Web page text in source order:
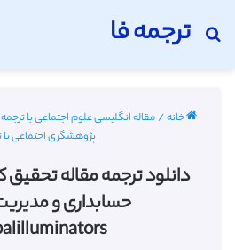
ترجمه فا
جستجو برای
خانه/مقاله انگلیسی علوم اجتماعی با ترجمه فارسی
پژوهشگری اجتماعی با
دانلود ترجمه مقاله
حسابداری و